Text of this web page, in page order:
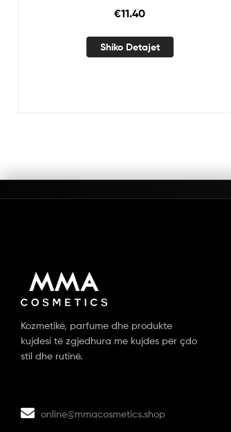
€11.40
Shiko Detajet
Kozmetikë, parfume dhe produkte
kujdesi të zgjedhura me kujdes për çdo
stil dhe rutinë.
online@mmacosmetics.shop